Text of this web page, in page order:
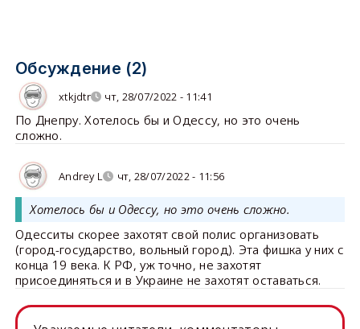
Обсуждение (2)
xtkjdtr чт, 28/07/2022 - 11:41
По Днепру. Хотелось бы и Одессу, но это очень
сложно.
Andrey L чт, 28/07/2022 - 11:56
Хотелось бы и Одессу, но это очень сложно.
Одесситы скорее захотят свой полис организовать
(город-государство, вольный город). Эта фишка у них с
конца 19 века. К РФ, уж точно, не захотят
присоединяться и в Украине не захотят оставаться.